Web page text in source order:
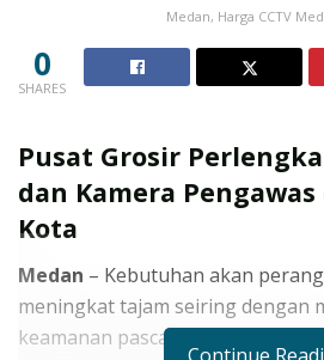
Medan, Harga CCTV
0
SHARES
Pusat Grosir
dan Kamera Pengawas
Kota
Medan – Kebutuhan akan
meningkat tajam seiring dengan
keamanan pasca-lebaran. Anda
Continue